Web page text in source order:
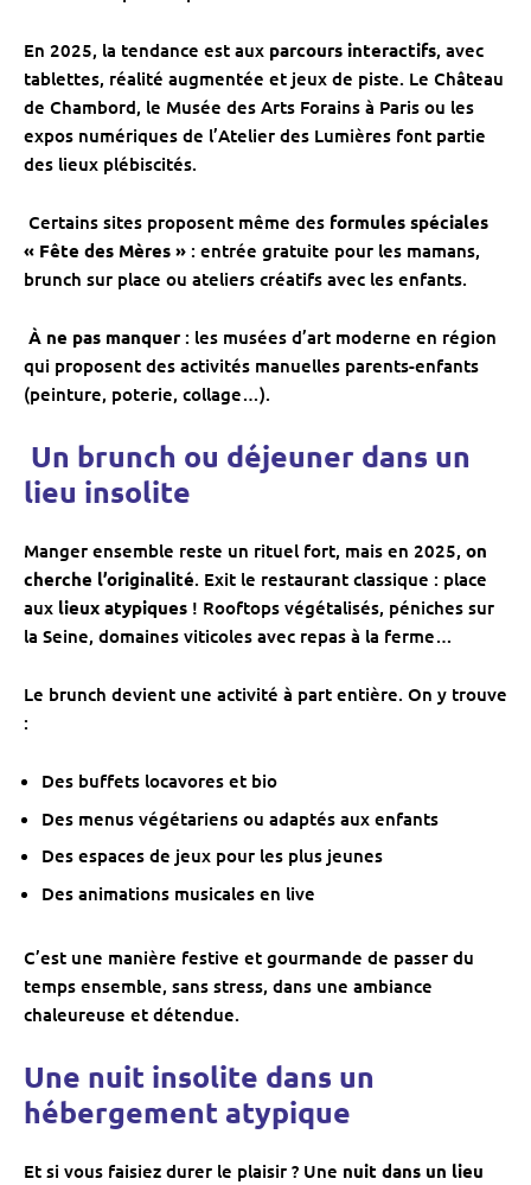
En 2025, la tendance est aux parcours interactifs, avec
tablettes, réalité augmentée et jeux de piste. Le Château
de Chambord, le Musée des Arts Forains à Paris ou les
expos numériques de l’Atelier des Lumières font partie
des lieux plébiscités.
️ Certains sites proposent même des formules spéciales
« Fête des Mères » : entrée gratuite pour les mamans,
brunch sur place ou ateliers créatifs avec les enfants.
À ne pas manquer : les musées d’art moderne en région
qui proposent des activités manuelles parents-enfants
(peinture, poterie, collage…).
️ Un brunch ou déjeuner dans un
lieu insolite
Manger ensemble reste un rituel fort, mais en 2025, on
cherche l’originalité. Exit le restaurant classique : place
aux lieux atypiques ! Rooftops végétalisés, péniches sur
la Seine, domaines viticoles avec repas à la ferme…
Le brunch devient une activité à part entière. On y trouve
:
Des buffets locavores et bio
Des menus végétariens ou adaptés aux enfants
Des espaces de jeux pour les plus jeunes
Des animations musicales en live
C’est une manière festive et gourmande de passer du
temps ensemble, sans stress, dans une ambiance
chaleureuse et détendue.
Une nuit insolite dans un
hébergement atypique
Et si vous faisiez durer le plaisir ? Une nuit dans un lieu